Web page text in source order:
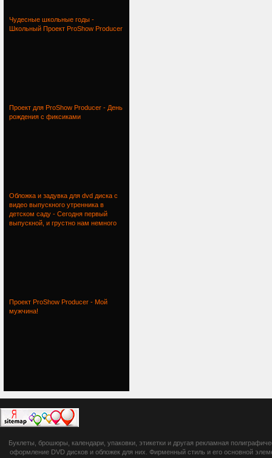
Чудесные школьные годы -
Школьный Проект ProShow Producer
Проект для ProShow Producer - День
рождения с фиксиками
Обложка и задувка для dvd диска с
видео выпускного утренника в
детском саду - Сегодня первый
выпускной, и грустно нам немного
Проект ProShow Producer - Мой
мужчина!
botsetto.ru -
photoshop,
Буклеты, брошюры, календари, упаковки, этикетки и другая рекламная
оформление DVD дисков и обложек для них. Фирменный стиль и его основной